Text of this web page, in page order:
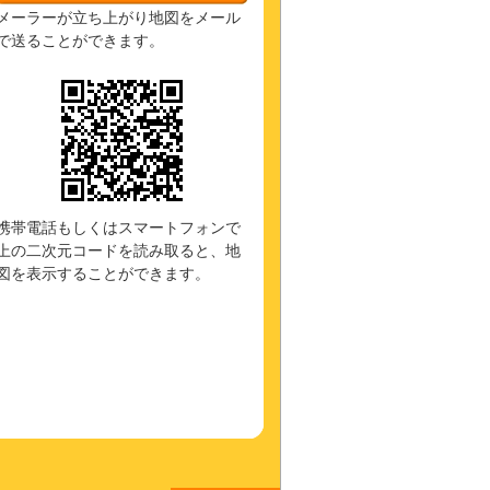
ーラーが立ち上がり地図をメール
送ることができます。
帯電話もしくはスマートフォンで
の二次元コードを読み取ると、地
を表示することができます。